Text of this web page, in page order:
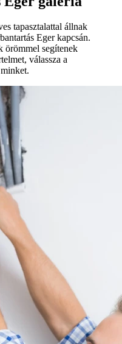
tapasztalattal állnak
Eger kapcsán.
örömmel segítenek
válassza a